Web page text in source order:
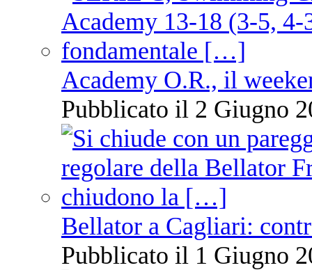
Academy O.R., il
Pubblicato il 2 Giugno
Bellator a Cagliari:
Pubblicato il 1 Giugno